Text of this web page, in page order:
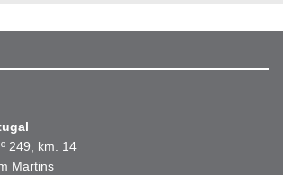
249, km. 14
Martins